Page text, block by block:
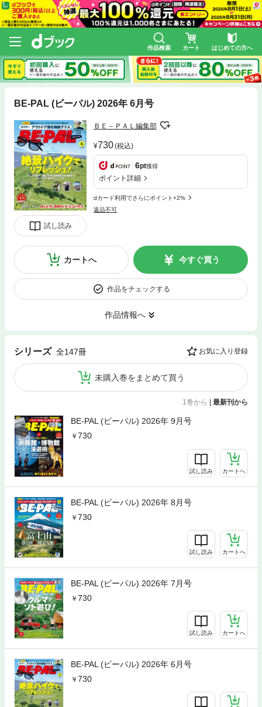
作品検索 カート はじめての方へ
BE-PAL (ビーパル) 2026年 6月号
試し読み
ＢＥ－ＰＡＬ編集部
730(税込)
6pt獲得
ポイント詳細
dカード利用でさらにポイント+2%
返品不可
カートへ 今すぐ買う
作品をチェックする
作品情報へ
シリーズ 全147冊 お気に入り登録
未購入巻をまとめて買う
1巻から 最新刊から
BE-PAL (ビーパル) 2026年 9月号
730
試し読み カートへ
BE-PAL (ビーパル) 2026年 8月号
730
試し読み カートへ
BE-PAL (ビーパル) 2026年 7月号
730
試し読み カートへ
BE-PAL (ビーパル) 2026年 6月号
730